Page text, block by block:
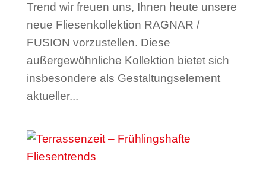
Trend wir freuen uns, Ihnen heute unsere
neue Fliesenkollektion RAGNAR /
FUSION vorzustellen. Diese
außergewöhnliche Kollektion bietet sich
insbesondere als Gestaltungselement
aktueller...